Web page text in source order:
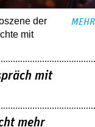
der
mit
MEHR
mit
mehr